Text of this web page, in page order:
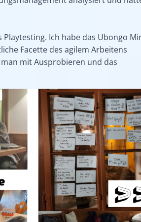
Ich habe das Ubongo
Facette des agilem Arbeitens
mit Ausprobieren und das